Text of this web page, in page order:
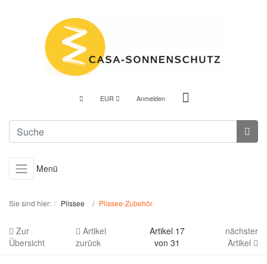
EUR Anmelden
Menü
Sie sind hier: Plissee Plissee-Zubehör
Zur
Übersicht
Artikel
zurück
Artikel 17
von 31
nächster
Artikel